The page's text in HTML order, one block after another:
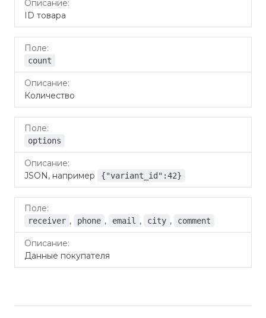
ID товара
count
Количество
options
JSON, например {"variant_id":42}
receiver , phone , email , city , comment
Данные покупателя